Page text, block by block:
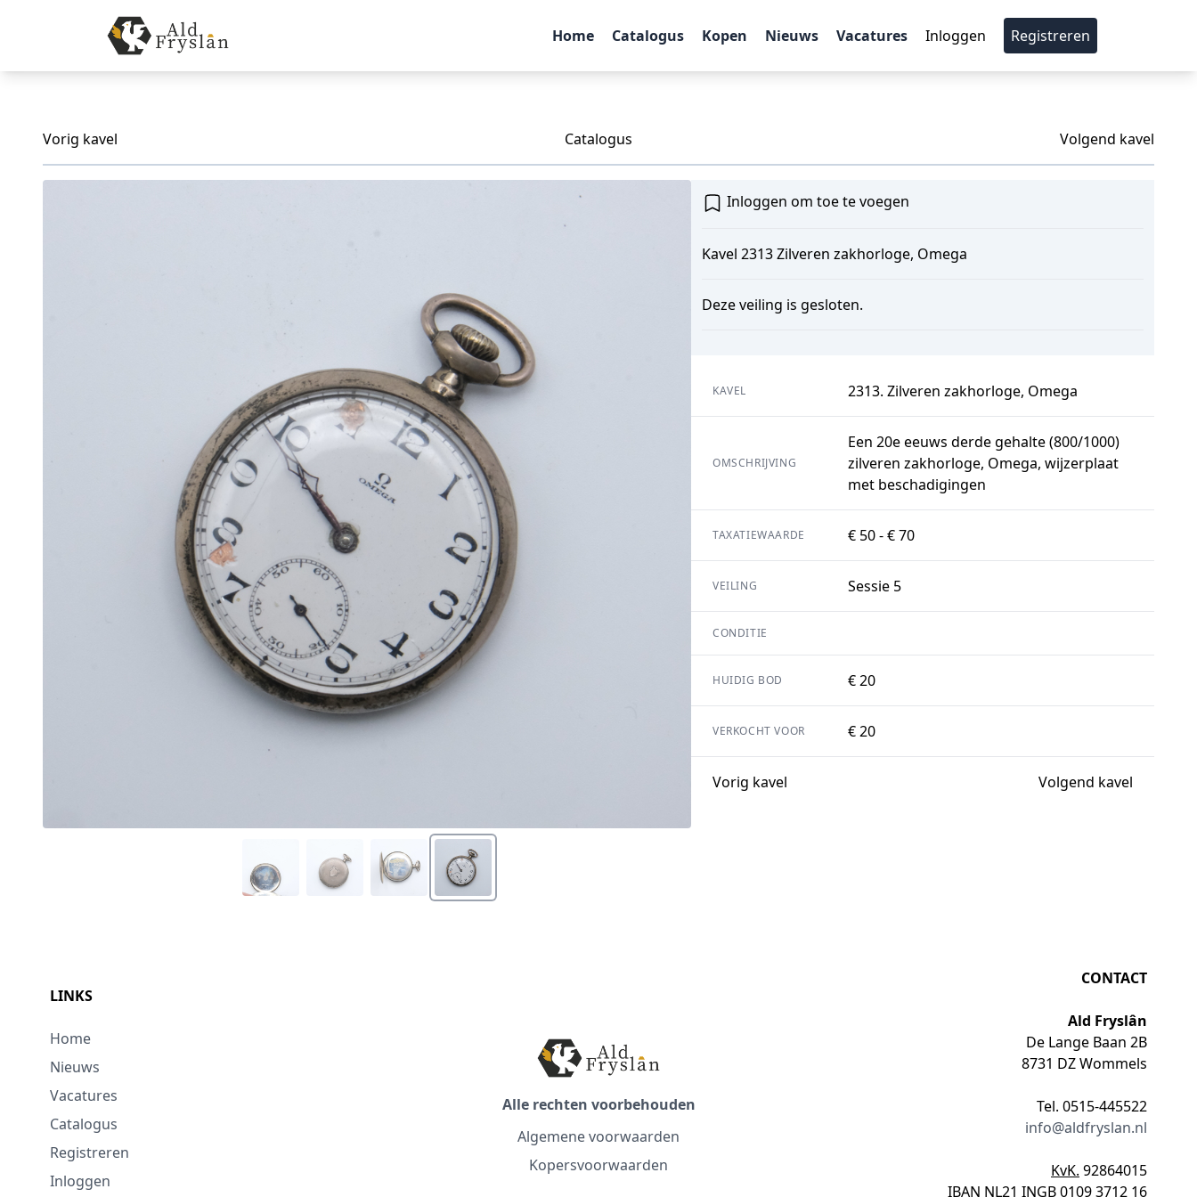
Home Catalogus Kopen Nieuws Vacatures Inloggen Registreren
Vorig kavel Catalogus Volgend kavel
Inloggen om toe te voegen
Kavel 2313 Zilveren zakhorloge, Omega
Deze veiling is gesloten.
KAVEL 2313. Zilveren zakhorloge, Omega
OMSCHRIJVING
Een 20e eeuws derde gehalte (800/1000)
zilveren zakhorloge, Omega, wijzerplaat
met beschadigingen
TAXATIEWAARDE € 50 - € 70
VEILING Sessie 5
CONDITIE
HUIDIG BOD € 20
VERKOCHT VOOR € 20
Vorig kavel Volgend kavel
LINKS
Home
Nieuws
Vacatures
Catalogus
Registreren
Inloggen
Alle rechten voorbehouden
Algemene voorwaarden
Kopersvoorwaarden
CONTACT
Ald Fryslân
De Lange Baan 2B
8731 DZ Wommels
Tel. 0515-445522
info@aldfryslan.nl
KvK. 92864015
IBAN NL21 INGB 0109 3712 16